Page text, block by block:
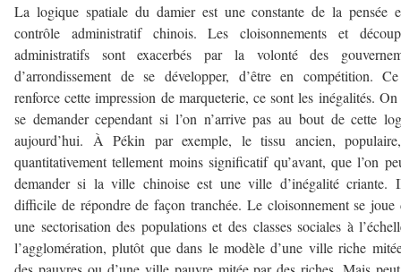
La logique spatiale du damier est une constante de la pensée
contrôle administratif chinois. Les cloisonnements et
administratifs sont exacerbés par la volonté des
d’arrondissement de se développer, d’être en compétition.
renforce cette impression de marqueterie, ce sont les inégalités.
se demander cependant si l’on n’arrive pas au bout de cette
aujourd’hui. À Pékin par exemple, le tissu ancien,
quantitativement tellement moins significatif qu’avant, que l’on
demander si la ville chinoise est une ville d’inégalité criante.
difficile de répondre de façon tranchée. Le cloisonnement se joue
une sectorisation des populations et des classes sociales à
l’agglomération, plutôt que dans le modèle d’une ville riche